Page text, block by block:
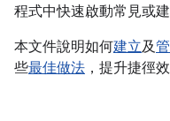
程式中快速啟動常見或建
本文件說明如何建立及
些最佳做法 ，提升捷徑效